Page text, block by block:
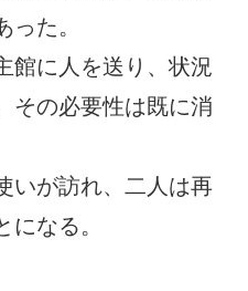
た。
館に人を送り、状況
その必要性は既に消
いが訪れ、二人は再
なる。